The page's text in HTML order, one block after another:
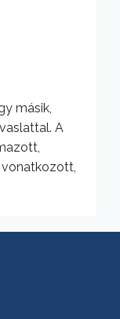
másik,
A
vonatkozott,